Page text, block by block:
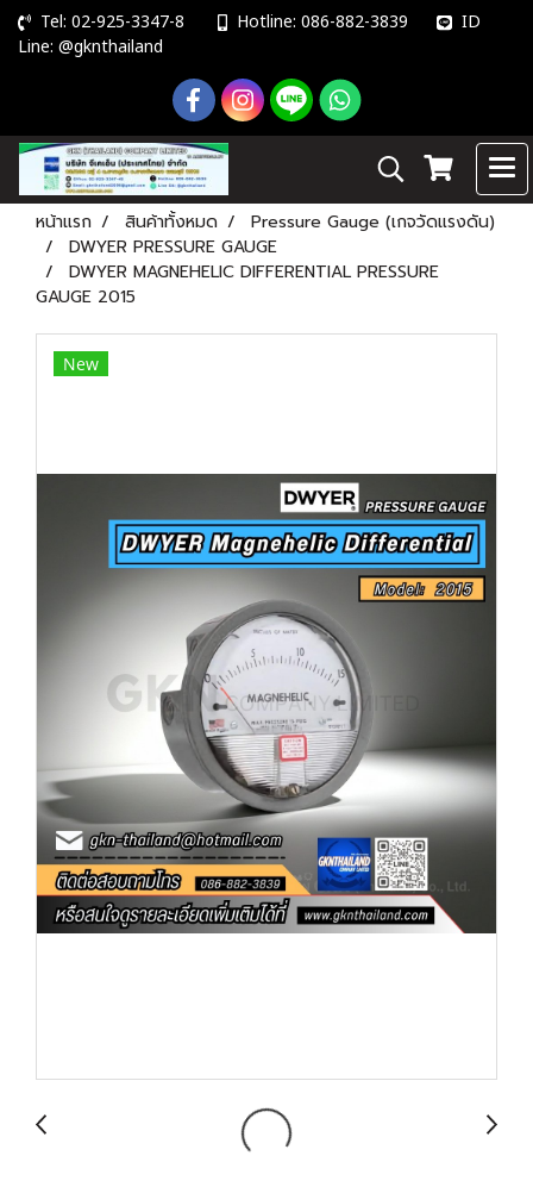
Tel: 02-925-3347-8 Hotline: 086-882-3839 ID
Line: @gknthailand
หน้าแรก สินค้าทั้งหมด
Pressure Gauge (เกจวัดแรงดัน)
DWYER PRESSURE GAUGE
DWYER MAGNEHELIC DIFFERENTIAL PRESSURE
GAUGE 2015
New